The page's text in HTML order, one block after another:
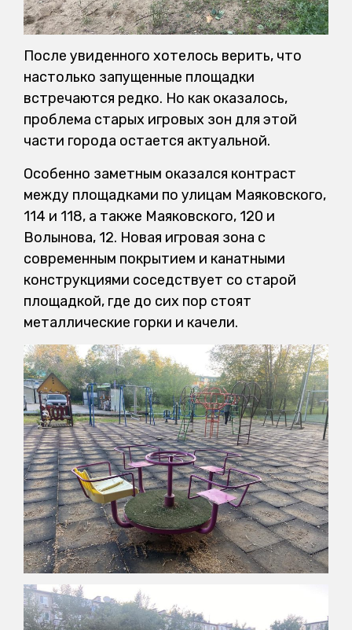
После увиденного хотелось верить, что
настолько запущенные площадки
встречаются редко. Но как оказалось,
проблема старых игровых зон для этой
части города остается актуальной.
Особенно заметным оказался контраст
между площадками по улицам Маяковского,
114 и 118, а также Маяковского, 120 и
Волынова, 12. Новая игровая зона с
современным покрытием и канатными
конструкциями соседствует со старой
площадкой, где до сих пор стоят
металлические горки и качели.